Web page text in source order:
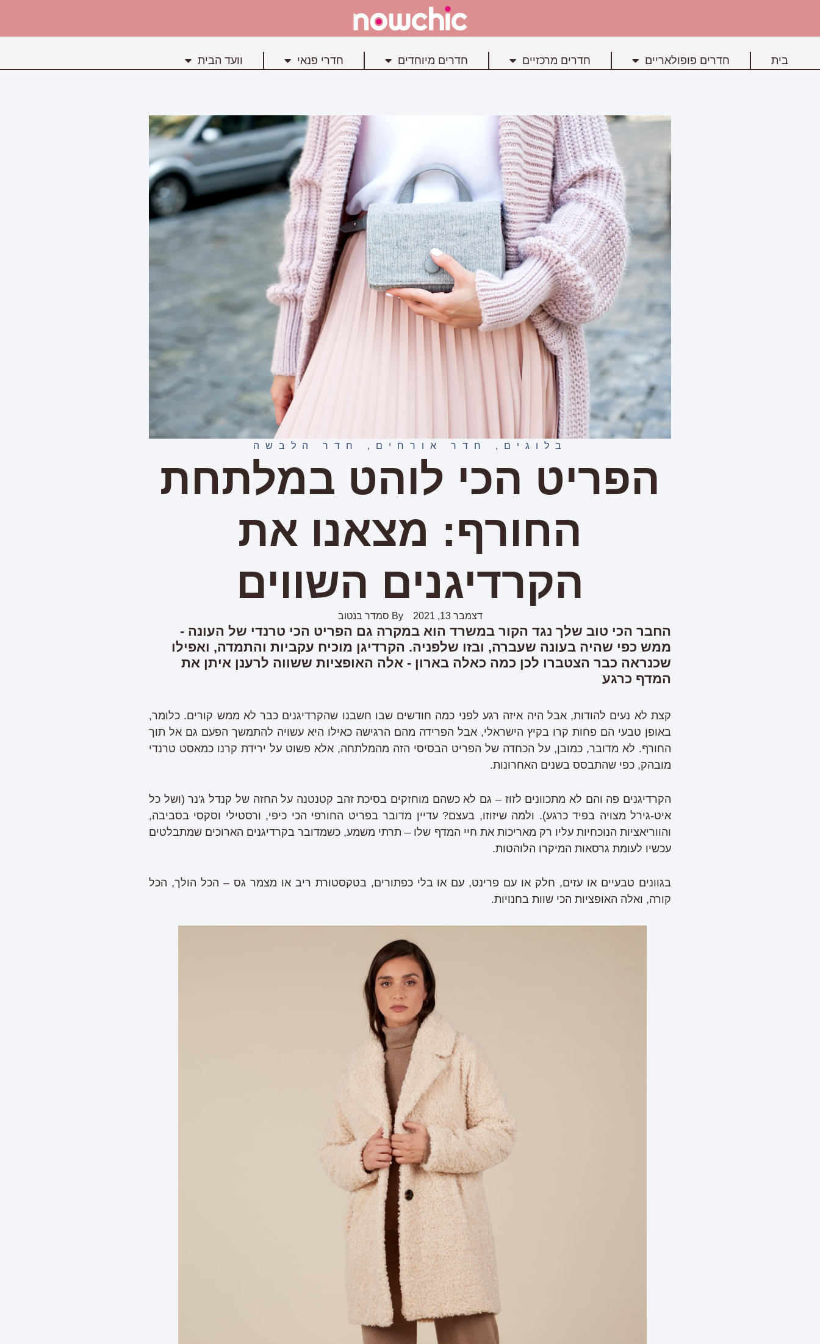
בית חדרים פופולאריים חדרים מרכזיים חדרים מיוחדים חדרי פנאי וועד הבית
בלוגים , חדר אורחים , חדר הלבשה
הפריט הכי לוהט במלתחת
החורף: מצאנו את
הקרדיגנים השווים
דצמבר 13, 2021 By סמדר בנטוב
החבר הכי טוב שלך נגד הקור במשרד הוא במקרה גם הפריט הכי טרנדי של העונה -
ממש כפי שהיה בעונה שעברה, ובזו שלפניה. הקרדיגן מוכיח עקביות והתמדה, ואפילו
שכנראה כבר הצטברו לכן כמה כאלה בארון - אלה האופציות ששווה לרענן איתן את
המדף כרגע
קצת לא נעים להודות, אבל היה איזה רגע לפני כמה חודשים שבו חשבנו שהקרדיגנים כבר לא ממש קורים. כלומר,
באופן טבעי הם פחות קרו בקיץ הישראלי, אבל הפרידה מהם הרגישה כאילו היא עשויה להתמשך הפעם גם אל תוך
החורף. לא מדובר, כמובן, על הכחדה של הפריט הבסיסי הזה מהמלתחה, אלא פשוט על ירידת קרנו כמאסט טרנדי
מובהק, כפי שהתבסס בשנים האחרונות.
הקרדיגנים פה והם לא מתכוונים לזוז – גם לא כשהם מוחזקים בסיכת זהב קטנטנה על החזה של קנדל ג'נר (ושל כל
איט-גירל מצויה בפיד כרגע). ולמה שיזוזו, בעצם? עדיין מדובר בפריט החורפי הכי כיפי, ורסטילי וסקסי בסביבה,
והווריאציות הנוכחיות עליו רק מאריכות את חיי המדף שלו – תרתי משמע, כשמדובר בקרדיגנים הארוכים שמתבלטים
עכשיו לעומת גרסאות המיקרו הלוהטות.
בגוונים טבעיים או עזים, חלק או עם פרינט, עם או בלי כפתורים, בטקסטורת ריב או מצמר גס – הכל הולך, הכל
קורה, ואלה האופציות הכי שוות בחנויות.